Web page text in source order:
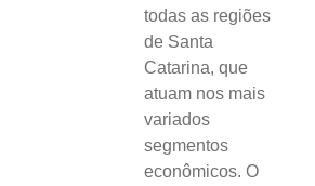
todas as regiões
de Santa
Catarina, que
atuam nos mais
variados
segmentos
econômicos. O